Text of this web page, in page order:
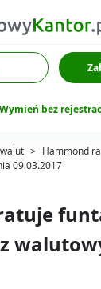
Wymień bez
walut > Hammond
09.03.2017